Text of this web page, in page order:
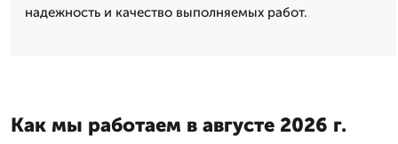
надежность и качество выполняемых работ.
Как мы работаем в августе 2026 г.